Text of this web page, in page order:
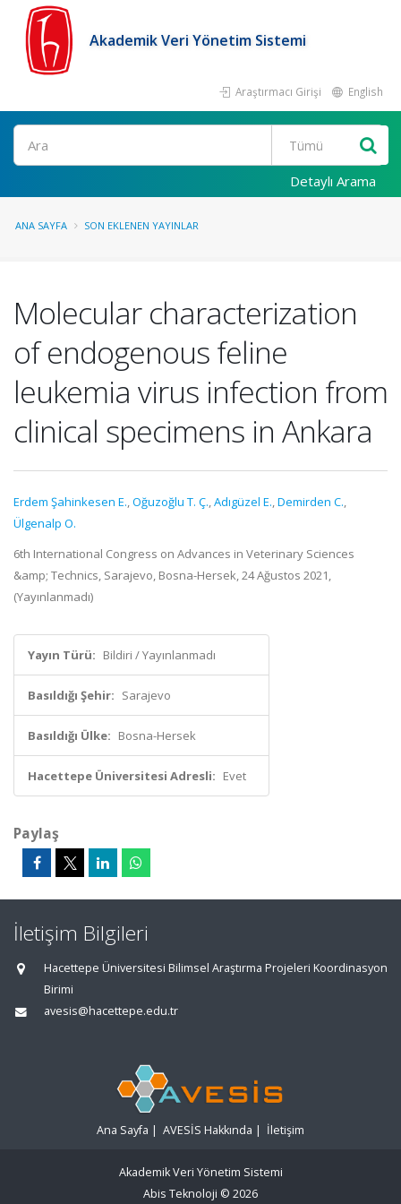
Akademik Veri Yönetim Sistemi
Araştırmacı Girişi English
Ara
Detaylı Arama
ANA SAYFA SON EKLENEN YAYINLAR
Molecular characterization
of endogenous feline
leukemia virus infection from
clinical specimens in Ankara
Erdem Şahinkesen E.,Oğuzoğlu T. Ç.,Adıgüzel E.,Demirden C.,
Ülgenalp O.
6th International Congress on Advances in Veterinary Sciences
&amp; Technics, Sarajevo, Bosna-Hersek, 24 Ağustos 2021,
(Yayınlanmadı)
Yayın Türü: Bildiri / Yayınlanmadı
Basıldığı Şehir: Sarajevo
Basıldığı Ülke: Bosna-Hersek
Hacettepe Üniversitesi Adresli: Evet
Paylaş
İletişim Bilgileri
Hacettepe Üniversitesi Bilimsel Araştırma Projeleri Koordinasyon
Birimi
avesis@hacettepe.edu.tr
Ana Sayfa | AVESİS Hakkında | İletişim
Akademik Veri Yönetim Sistemi
Abis Teknoloji © 2026